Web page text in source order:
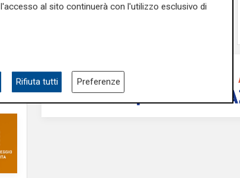
04/08/2026
al sito continuerà con l'utilizzo esclusivo di
Rifiuta tutti Preferenze